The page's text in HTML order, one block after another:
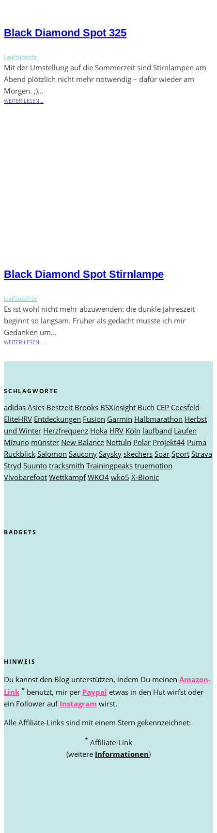
Black Diamond Spot 325
Laufzubehör
Mit der Umstellung auf die Sommerzeit sind Stirnlampen am
Abend plötzlich nicht mehr notwendig – dafür wieder am
Morgen. ;)...
WEITER LESEN...
Black Diamond Spot Stirnlampe
Laufzubehör
Es ist wohl nicht mehr abzuwenden: die dunkle Jahreszeit
beginnt so langsam. Früher als gedacht musste ich mir
Gedanken um...
WEITER LESEN...
SCHLAGWORTE
adidas Asics Bestzeit Brooks BSXinsight Buch CEP Coesfeld
EliteHRV Entdeckungen Fusion Garmin Halbmarathon Herbst
und Winter Herzfrequenz Hoka HRV Köln laufband Laufen
Mizuno münster New Balance Nottuln Polar Projekt44 Puma
Rückblick Salomon Saucony Saysky skechers Soar Sport Strava
Stryd Suunto tracksmith Trainingpeaks truemotion
Vivobarefoot Wettkampf WKO4 wko5 X-Bionic
BADGETS
HINWEIS
Du kannst den Blog unterstützen, indem Du meinen Amazon-
Link * benutzt, mir per Paypal etwas in den Hut wirfst oder
ein Follower auf Instagram wirst.
Alle Affiliate-Links sind mit einem Stern gekennzeichnet:
* Affiliate-Link
(weitere Informationen)